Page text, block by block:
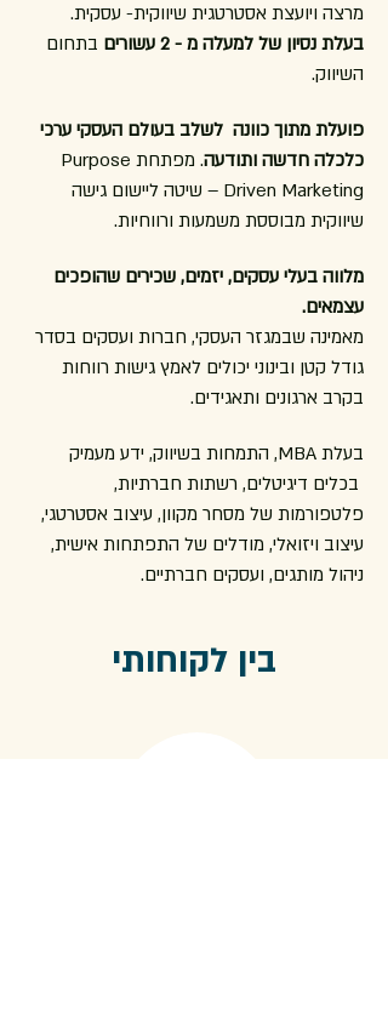
מרצה ויועצת אסטרטגית שיווקית- עסקית.
בעלת נסיון של למעלה מ - 2 עשורים
בתחום
השיווק.
פועלת מתוך כוונה לשלב בעולם העסקי ערכי
כלכלה חדשה ותודעה
. מפתחת Purpose
Driven Marketing – שיטה ליישום גישה
שיווקית מבוססת משמעות ורווחיות.
מלווה בעלי עסקים, יזמים, שכירים שהופכים
עצמאים.
מאמינה שבמגזר העסקי, חברות ועסקים בסדר
גודל קטן ובינוני יכולים לאמץ גישות רווחות
בקרב ארגונים ותאגידים.
בעלת MBA, התמחות בשיווק, ידע מעמיק
בכלים דיגיטלים, רשתות חברתיות,
פלטפורמות של מסחר מקוון, עיצוב אסטרטגי,
עיצוב ויזואלי, מודלים של התפתחות אישית,
ניהול מותגים, ועסקים חברתיים.
בין לקוחותי